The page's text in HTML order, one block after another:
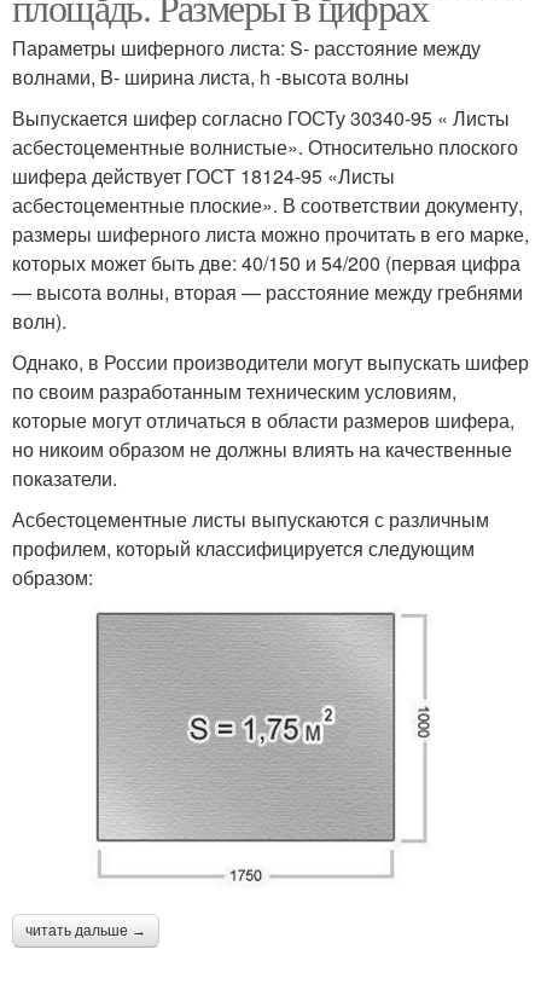
Параметры шиферного листа: S- расстояние между
волнами, B- ширина листа, h -высота волны
Выпускается шифер согласно ГОСТу 30340-95 « Листы
асбестоцементные волнистые». Относительно плоского
шифера действует ГОСТ 18124-95 «Листы
асбестоцементные плоские». В соответствии документу,
размеры шиферного листа можно прочитать в его марке,
которых может быть две: 40/150 и 54/200 (первая цифра
— высота волны, вторая — расстояние между гребнями
волн).
Однако, в России производители могут выпускать шифер
по своим разработанным техническим условиям,
которые могут отличаться в области размеров шифера,
но никоим образом не должны влиять на качественные
показатели.
Асбестоцементные листы выпускаются с различным
профилем, который классифицируется следующим
образом:
читать дальше →